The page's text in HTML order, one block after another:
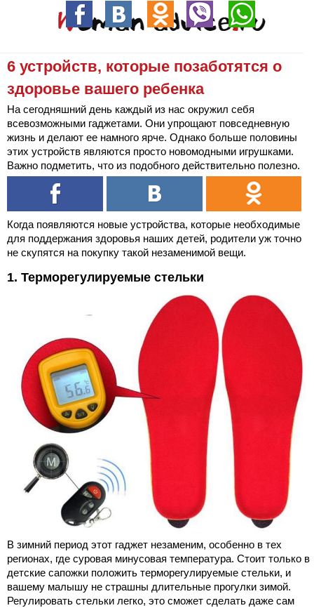
6 устройств, которые позаботятся о
здоровье вашего ребенка
На сегодняшний день каждый из нас окружил себя
всевозможными гаджетами. Они упрощают повседневную
жизнь и делают ее намного ярче. Однако больше половины
этих устройств являются просто новомодными игрушками.
Важно подметить, что из подобного действительно полезно.
Когда появляются новые устройства, которые необходимые
для поддержания здоровья наших детей, родители уж точно
не скупятся на покупку такой незаменимой вещи.
1. Терморегулируемые стельки
В зимний период этот гаджет незаменим, особенно в тех
регионах, где суровая минусовая температура. Стоит только в
детские сапожки положить терморегулируемые стельки, и
вашему малышу не страшны длительные прогулки зимой.
Регулировать стельки легко, это сможет сделать даже сам